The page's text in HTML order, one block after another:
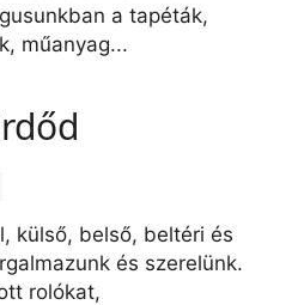
a tapéták,
műanyag...
külső, belső, beltéri és
és szerelünk.
rolókat,